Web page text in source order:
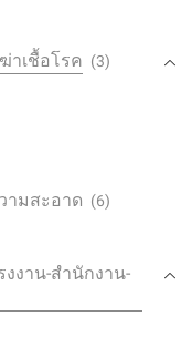
าเชื้อโรค (3)
มสะอาด (6)
งาน-สำนักงาน-